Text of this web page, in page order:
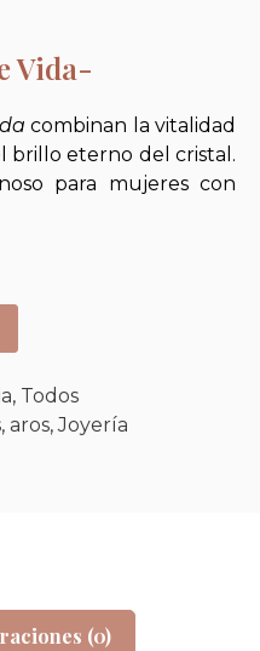
Vida-
combinan la vitalidad
brillo eterno del cristal.
para mujeres con
, Todos
, aros,Joyería
(0)